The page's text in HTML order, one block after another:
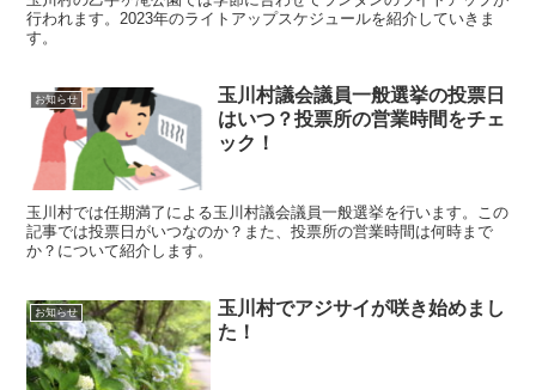
行われます。2023年のライトアップスケジュールを紹介していきま
す。
お知らせ
玉川村議会議員一般選挙の投票日
はいつ？投票所の営業時間をチェ
ック！
玉川村では任期満了による玉川村議会議員一般選挙を行います。この
記事では投票日がいつなのか？また、投票所の営業時間は何時まで
か？について紹介します。
お知らせ
玉川村でアジサイが咲き始めまし
た！